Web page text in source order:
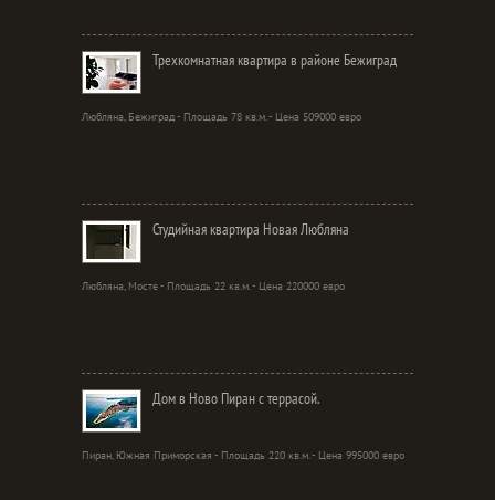
Трехкомнатная квартира в районе Бежиград
Любляна, Бежиград - Площадь 78 кв.м. - Цена 509000 евро
Студийная квартира Новая Любляна
Любляна, Мосте - Площадь 22 кв.м. - Цена 220000 евро
Дом в Ново Пиран с террасой.
Пиран, Южная Приморская - Площадь 220 кв.м. - Цена 995000 евро